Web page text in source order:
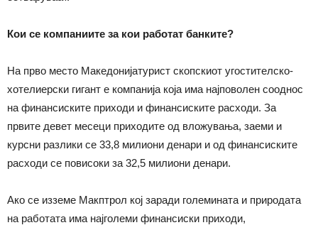
Кои се компаниите за кои работат банките?
На прво место Македонијатурист скопскиот угостителско-
хотелиерски гигант е компанија која има најповолен сооднос
на финансиските приходи и финансиските расходи. За
првите девет месеци приходите од вложувања, заеми и
курсни разлики се 33,8 милиони денари и од финансиските
расходи се повисоки за 32,5 милиони денари.
Ако се изземе Макптрол кој заради големината и природата
на работата има најголеми финансиски приходи,